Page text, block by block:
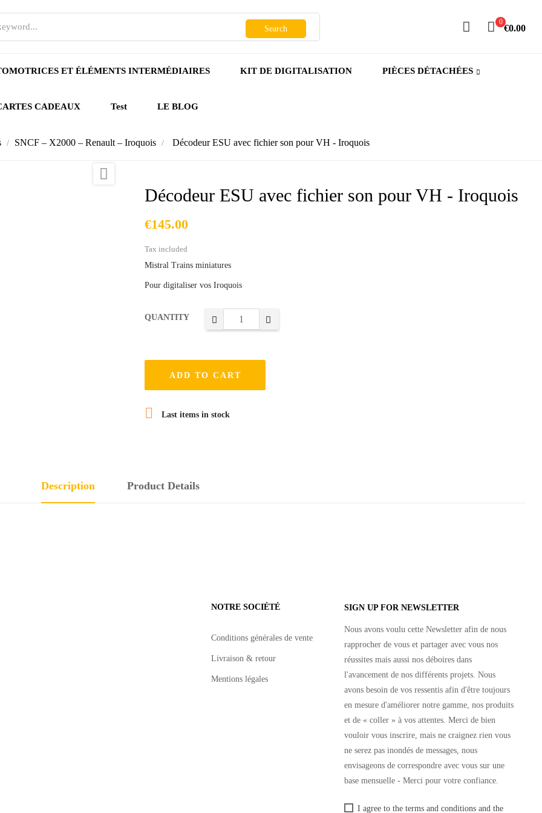
Search
0
€0.00
ET ÉLÉMENTS INTERMÉDIAIRES KIT DE DIGITALISATION PIÈCES DÉTACHÉES
CADEAUX Test LE BLOG
SNCF – X2000 – Renault – Iroquois Décodeur ESU avec fichier son pour VH - Iroquois

Décodeur ESU avec fichier son pour VH - Iroquois
€145.00
Tax included
Mistral Trains miniatures
Pour digitaliser vos Iroquois
QUANTITY
ADD TO CART
 Last items in stock
Description Product Details
NOTRE SOCIÉTÉ
Conditions générales de vente
Livraison & retour
Mentions légales
SIGN UP FOR NEWSLETTER
Nous avons voulu cette Newsletter afin de nous
rapprocher de vous et partager avec vous nos
réussites mais aussi nos déboires dans
l'avancement de nos différents projets. Nous
avons besoin de vos ressentis afin d'être toujours
en mesure d'améliorer notre gamme, nos produits
et de « coller » à vos attentes. Merci de bien
vouloir vous inscrire, mais ne craignez rien vous
ne serez pas inondés de messages, nous
envisageons de correspondre avec vous sur une
base mensuelle - Merci pour votre confiance.
I agree to the terms and conditions and the